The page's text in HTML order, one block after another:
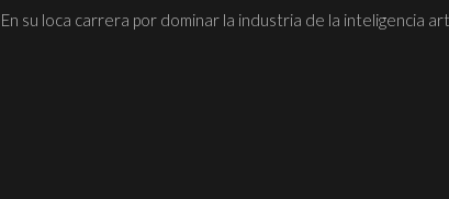
En su loca carrera por dominar la industria de la inteligencia